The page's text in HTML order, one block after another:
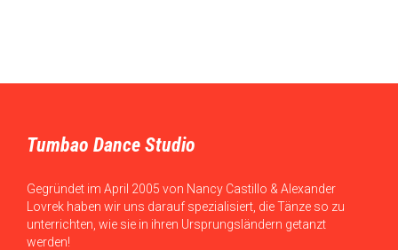
Tumbao Dance Studio
Gegründet im April 2005 von Nancy Castillo & Alexander
Lovrek haben wir uns darauf spezialisiert, die Tänze so zu
unterrichten, wie sie in ihren Ursprungsländern getanzt
werden!